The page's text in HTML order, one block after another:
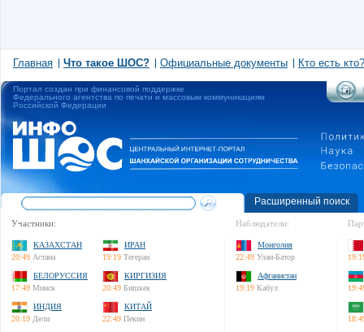
Главная Что такое ШОС? Официальные документы Кто есть кто?
Портал создан при финансовой поддержке
Федерального агентства по печати и массовым коммуникациям
Российской Федерации
Расширенный поиск
Участники:
КАЗАХСТАН
20:49 Астана
ИРАН
19:19 Тегеран
БЕЛОРУССИЯ
17:49 Минск
КИРГИЗИЯ
20:49 Бишкек
ИНДИЯ
20:19 Дели
КИТАЙ
22:49 Пекин
Наблюдатели:
Монголия
22:49 Улан-Батор
Афганистан
19:19 Кабул